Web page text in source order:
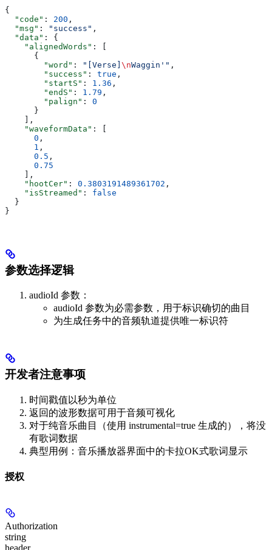
{
  "code"
: 200 ,
  "msg"
: "success" ,
  "data"
: {
    "alignedWords"
: [
      {
        "word"
: "[Verse] \nWaggin'" ,
        "success"
: true ,
        "startS"
: 1.36 ,
        "endS"
: 1.79 ,
        "palign"
: 0
      }
    ],
    "waveformData"
: [
      0
,
      1
,
      0.5
,
      0.75
    ],
    "hootCer"
: 0.3803191489361702 ,
    "isStreamed"
: false
  }
}
参数选择逻辑
audioId 参数：
audioId 参数为必需参数，用于标识确切的曲目
为生成任务中的音频轨道提供唯一标识符
开发者注意事项
时间戳值以秒为单位
返回的波形数据可用于音频可视化
对于纯音乐曲目（使用 instrumental=true 生成的），将没
有歌词数据
典型用例：音乐播放器界面中的卡拉OK式歌词显示
授权
Authorization
string